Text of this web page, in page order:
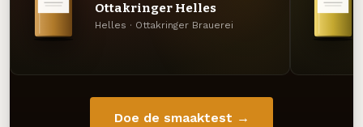
Ottakringer Helles
Helles · Ottakringer Brauerei
Doe de smaaktest →